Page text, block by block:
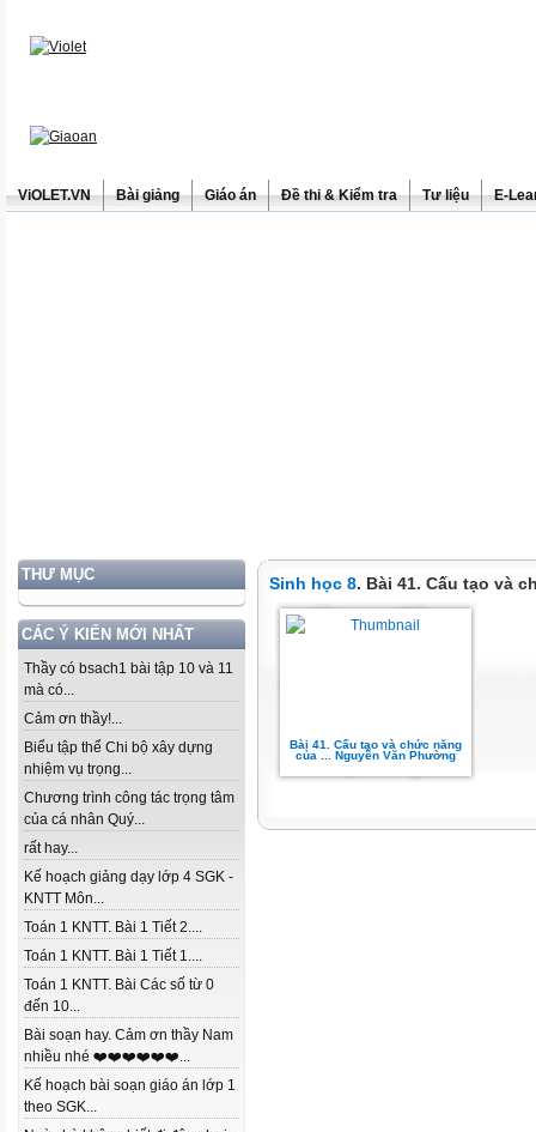
ViOLET.VN Bài giảng Giáo án Đề thi & Kiểm tra Tư liệu E-
THƯ MỤC
CÁC Ý KIẾN MỚI NHẤT
Thầy có bsach1 bài tập 10 và 11
mà có...
Cảm ơn thầy!...
Biểu tập thể Chi bộ xây dựng
nhiệm vụ trọng...
Chương trình công tác trọng tâm
của cá nhân Quý...
rất hay...
Kế hoạch giảng dạy lớp 4 SGK -
KNTT Môn...
Toán 1 KNTT. Bài 1 Tiết 2....
Toán 1 KNTT. Bài 1 Tiết 1....
Toán 1 KNTT. Bài Các số từ 0
đến 10...
Bài soạn hay. Cảm ơn thầy Nam
nhiều nhé ❤️❤️❤️❤️❤️❤️...
Kế hoạch bài soạn giáo án lớp 1
theo SGK...
Sinh học 8. Bài 41. Cấu tạo và
Bài 41. Cấu tạo và chức năng
của ... Nguyễn Văn Phường